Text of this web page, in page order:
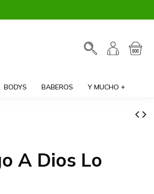
BODYS BABEROS Y MUCHO +
A Dios Lo